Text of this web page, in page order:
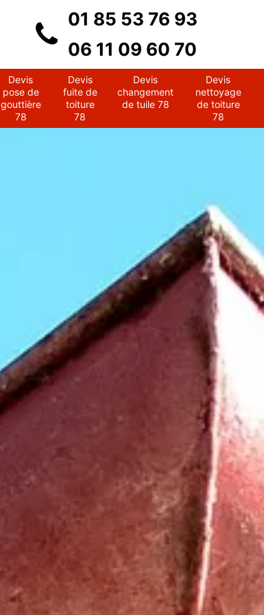
01 85 53 76 93
06 11 09 60 70
Devis
pose de
gouttière
78
Devis
fuite de
toiture
78
Devis
changement
de tuile 78
Devis
nettoyage
de toiture
78